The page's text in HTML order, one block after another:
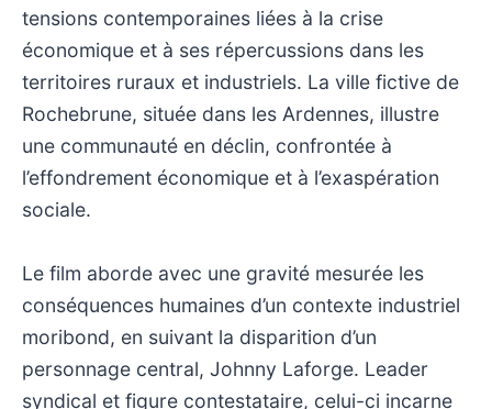
tensions contemporaines liées à la crise
économique et à ses répercussions dans les
territoires ruraux et industriels. La ville fictive de
Rochebrune, située dans les Ardennes, illustre
une communauté en déclin, confrontée à
l’effondrement économique et à l’exaspération
sociale.
Le film aborde avec une gravité mesurée les
conséquences humaines d’un contexte industriel
moribond, en suivant la disparition d’un
personnage central, Johnny Laforge. Leader
syndical et figure contestataire, celui-ci incarne